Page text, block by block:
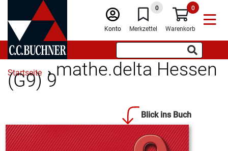
Konto
0
Merkzettel
0
Warenkorb
Startseite mathe.delta Hessen
(G9) 9
Blick ins Buch